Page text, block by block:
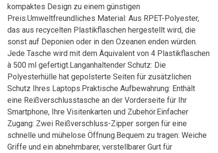
kompaktes Design zu einem günstigen
Preis.Umweltfreundliches Material: Aus RPET-Polyester,
das aus recycelten Plastikflaschen hergestellt wird, die
sonst auf Deponien oder in den Ozeanen enden würden.
Jede Tasche wird mit dem Äquivalent von 4 Plastikflaschen
à 500 ml gefertigt.Langanhaltender Schutz: Die
Polyesterhülle hat gepolsterte Seiten für zusätzlichen
Schutz Ihres Laptops.Praktische Aufbewahrung: Enthält
eine Reißverschlusstasche an der Vorderseite für Ihr
Smartphone, Ihre Visitenkarten und Zubehör.Einfacher
Zugang: Zwei Reißverschluss-Zipper sorgen für eine
schnelle und mühelose Öffnung.Bequem zu tragen: Weiche
Griffe und ein abnehmbarer, verstellbarer Gurt für